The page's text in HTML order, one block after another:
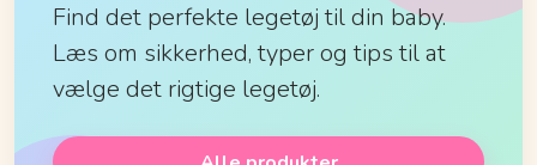
Find det perfekte legetøj til din baby.
Læs om sikkerhed, typer og tips til at
vælge det rigtige legetøj.